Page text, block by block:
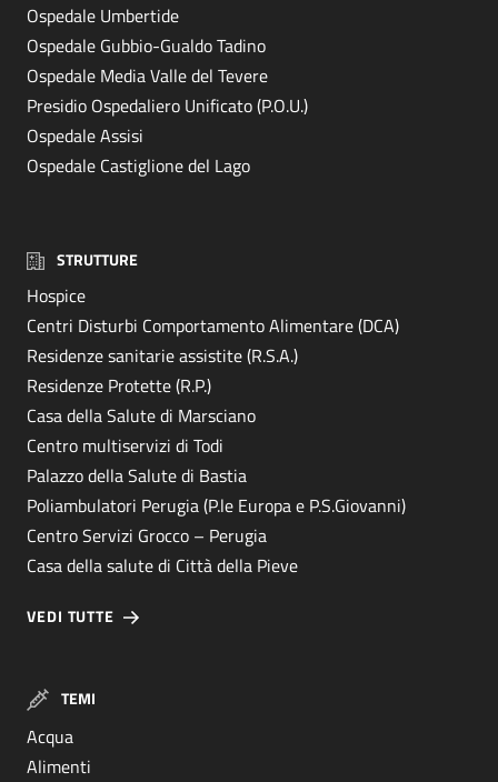
Ospedale Umbertide
Ospedale Gubbio-Gualdo Tadino
Ospedale Media Valle del Tevere
Presidio Ospedaliero Unificato (P.O.U.)
Ospedale Assisi
Ospedale Castiglione del Lago
STRUTTURE
Hospice
Centri Disturbi Comportamento Alimentare (DCA)
Residenze sanitarie assistite (R.S.A.)
Residenze Protette (R.P.)
Casa della Salute di Marsciano
Centro multiservizi di Todi
Palazzo della Salute di Bastia
Poliambulatori Perugia (P.le Europa e P.S.Giovanni)
Centro Servizi Grocco – Perugia
Casa della salute di Città della Pieve
VEDI TUTTE
TEMI
Acqua
Alimenti